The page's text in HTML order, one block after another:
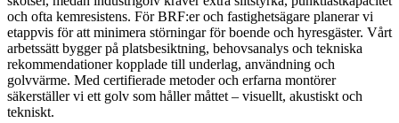
och ofta kemresistens. För BRF:er och fastighetsägare planerar vi
etappvis för att minimera störningar för boende och hyresgäster. Vårt
arbetssätt bygger på platsbesiktning, behovsanalys och tekniska
rekommendationer kopplade till underlag, användning och
golvvärme. Med certifierade metoder och erfarna montörer
säkerställer vi ett golv som håller måttet – visuellt, akustiskt och
tekniskt.